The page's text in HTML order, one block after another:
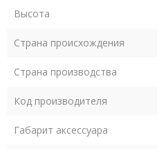
Высота
Страна происхождения
Страна производства
Код производителя
Габарит аксессуара